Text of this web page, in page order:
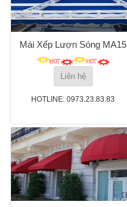
Mái Xếp Lượn Sóng MA15
Liên hệ
HOTLINE: 0973.23.83.83